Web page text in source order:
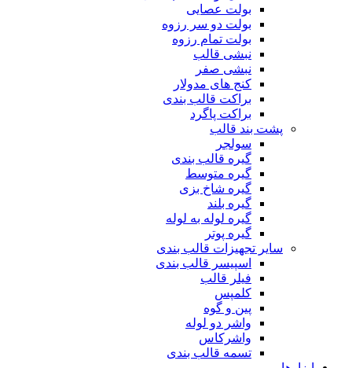
بولت عصایی
بولت دو سر رزوه
بولت تمام رزوه
نبشی قالب
نبشی صفر
کنج های مدولار
براکت قالب بندی
براکت پاگرد
پشت بند قالب
سولجر
گیره قالب بندی
گیره متوسط
گیره شاخ بزی
گیره بلند
گیره لوله به لوله
گیره پوتر
سایر تجهیزات قالب بندی
اسپیسر قالب بندی
فیلر قالب
کلمپس
پین و گوه
واشر دو لوله
واشرکاس
تسمه قالب بندی